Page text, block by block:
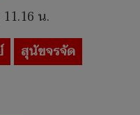
น.
สุนัขจรจัด